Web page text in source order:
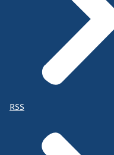
RSS